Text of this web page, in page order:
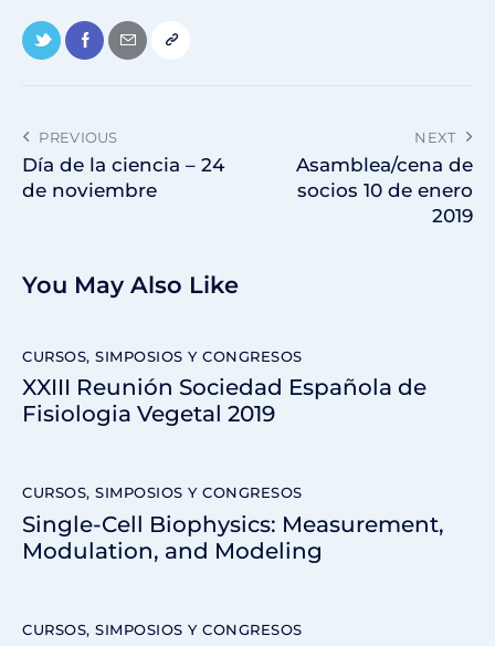
PREVIOUS
Día de la ciencia – 24
de noviembre
NEXT
Asamblea/cena de
socios 10 de enero
2019
You May Also Like
CURSOS, SIMPOSIOS Y CONGRESOS
XXIII Reunión Sociedad Española de
Fisiologia Vegetal 2019
CURSOS, SIMPOSIOS Y CONGRESOS
Single-Cell Biophysics: Measurement,
Modulation, and Modeling​
CURSOS, SIMPOSIOS Y CONGRESOS